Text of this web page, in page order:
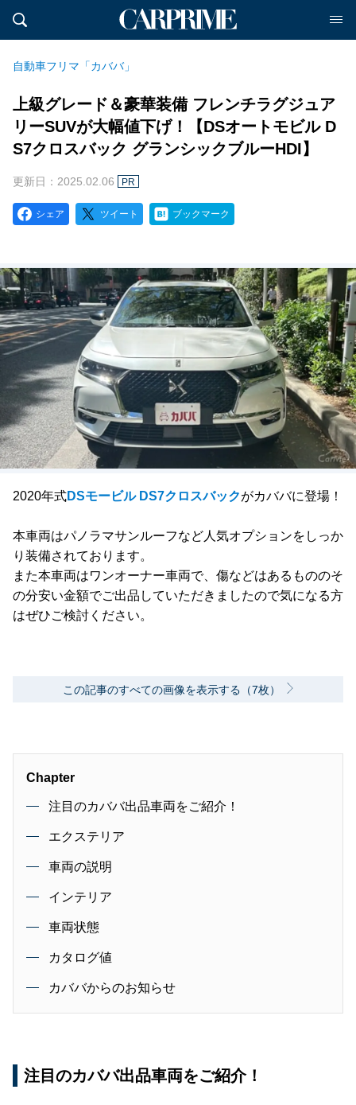
自動車フリマ「カババ」
上級グレード＆豪華装備 フレンチラグジュア
リーSUVが大幅値下げ！【DSオートモビル D
S7クロスバック グランシックブルーHDI】
更新日：2025.02.06 PR
シェア ツイート ブックマーク
2020年式DSモービル DS7クロスバックがカババに登場！
本車両はパノラマサンルーフなど人気オプションをしっか
り装備されております。
また本車両はワンオーナー車両で、傷などはあるもののそ
の分安い金額でご出品していただきましたので気になる方
はぜひご検討ください。
この記事のすべての画像を表示する（7枚）
Chapter
注目のカババ出品車両をご紹介！
エクステリア
車両の説明
インテリア
車両状態
カタログ値
カババからのお知らせ
注目のカババ出品車両をご紹介！